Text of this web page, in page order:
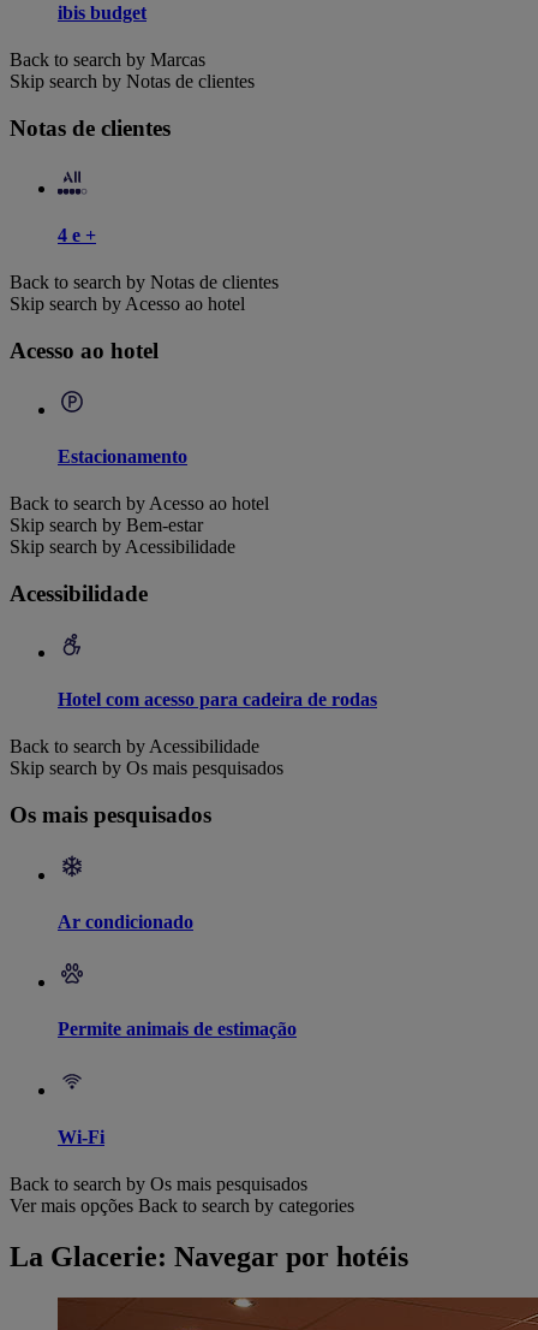
ibis budget
Back to search by Marcas
Skip search by Notas de clientes
Notas de clientes
4 e +
Back to search by Notas de clientes
Skip search by Acesso ao hotel
Acesso ao hotel
Estacionamento
Back to search by Acesso ao hotel
Skip search by Bem-estar
Skip search by Acessibilidade
Acessibilidade
Hotel com acesso para cadeira de rodas
Back to search by Acessibilidade
Skip search by Os mais pesquisados
Os mais pesquisados
Ar condicionado
Permite animais de estimação
Wi-Fi
Back to search by Os mais pesquisados
Ver mais opções Back to search by categories
La Glacerie: Navegar por hotéis